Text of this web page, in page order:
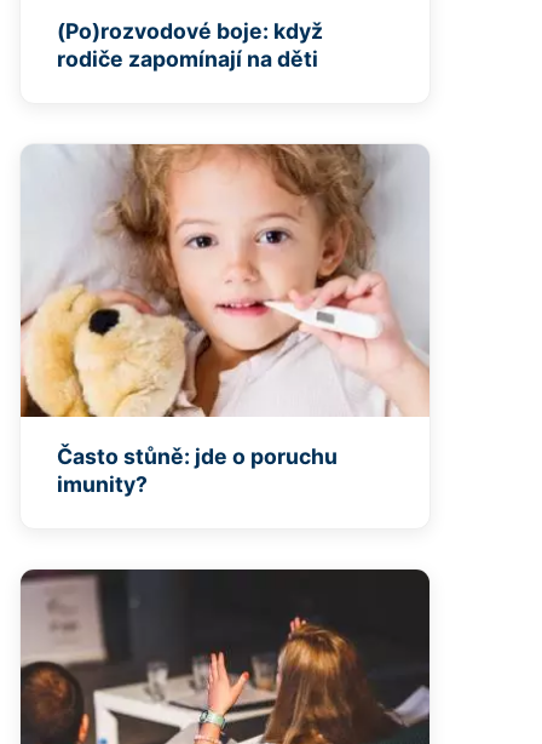
(Po)rozvodové boje: když
rodiče zapomínají na děti
Často stůně: jde o poruchu
imunity?